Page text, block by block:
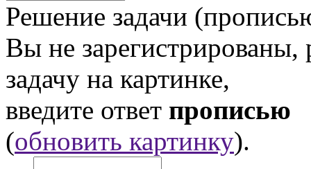
Решение задачи
Вы не
задачу на картинке,
введите ответ прописью
(обновить картинку).